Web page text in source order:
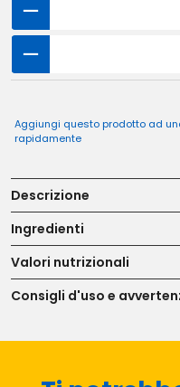
Aggiungi questo prodotto ad
rapidamente
Descrizione
Ingredienti
Valori nutrizionali
Consigli d'uso e